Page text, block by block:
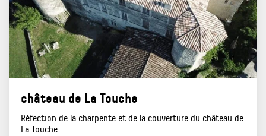
château de La Touche
Réfection de la charpente et de la couverture du château de
La Touche